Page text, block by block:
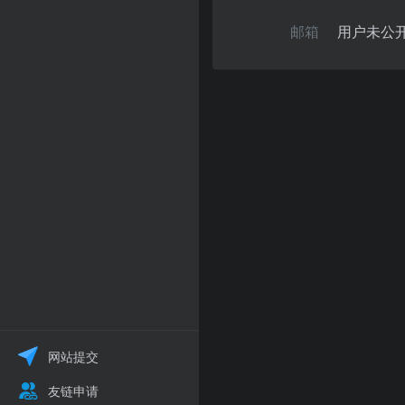
网站提交
友链申请
邮箱 用户未公